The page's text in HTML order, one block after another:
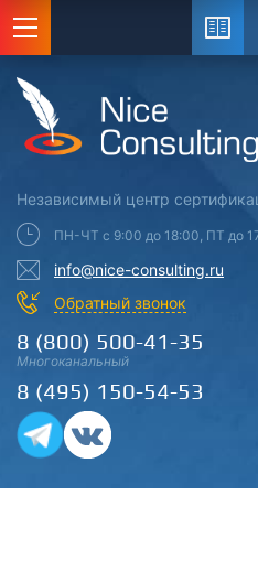
Независимый центр
ПН-ЧТ с 9:00 до 18:00, ПТ до
info@nice-consulting.ru
Обратный звонок
8 (800) 500-41-35
Многоканальный
8 (495) 150-54-53